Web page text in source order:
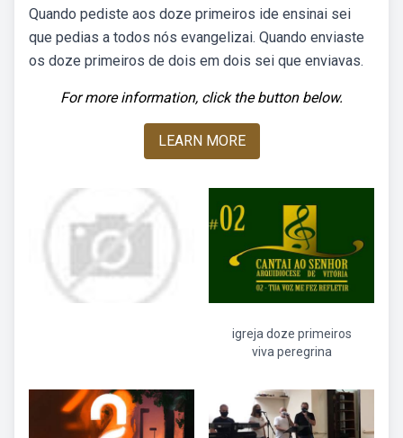
Quando pediste aos doze primeiros ide ensinai sei
que pedias a todos nós evangelizai. Quando enviaste
os doze primeiros de dois em dois sei que enviavas.
For more information, click the button below.
LEARN MORE
igreja doze primeiros
viva peregrina